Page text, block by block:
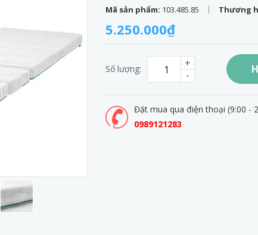
Mã sản phẩm: 103.485.85 | Thương
5.250.000₫
Số lượng: -
+
Đặt mua qua điện thoại (9:00 -
0989121283